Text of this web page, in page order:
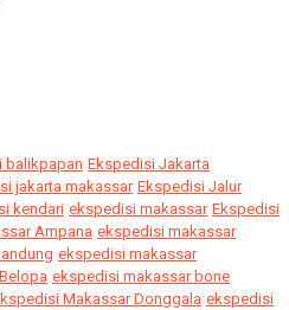
balikpapan Ekspedisi Jakarta
jakarta makassar Ekspedisi Jalur
kendari ekspedisi makassar Ekspedisi
Ampana ekspedisi makassar
ekspedisi makassar
ekspedisi makassar bone
Makassar Donggala ekspedisi